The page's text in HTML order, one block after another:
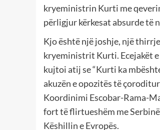
kryeministrin Kurti me
përligjur kërkesat absurde të
Kjo është një joshje, një
kryeministrit Kurti. Ecejakët e
kujtoi atij se “Kurti ka
akuzën e opozitës të
Koordinimi Escobar-Rama-
fort të flirtueshëm me
Këshillin e Evropës.